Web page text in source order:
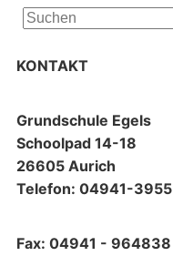
Search
for:
KONTAKT
Grundschule Egels
Schoolpad 14-18
26605 Aurich
Telefon: 04941-3955
Fax: 04941 - 964838